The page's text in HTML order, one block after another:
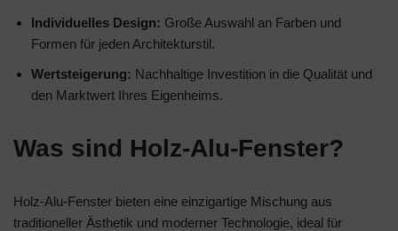
Individuelles Design: Große Auswahl an Farben und
Formen für jeden Architekturstil.
Wertsteigerung: Nachhaltige Investition in die Qualität und
den Marktwert Ihres Eigenheims.
Was sind Holz-Alu-Fenster?
Holz-Alu-Fenster bieten eine einzigartige Mischung aus
traditioneller Ästhetik und moderner Technologie, ideal für